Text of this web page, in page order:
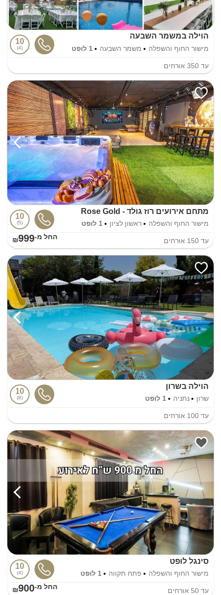
הוילה במשמר השבעה
מישור החוף והשפלה משמר השבעה 1 לופט
10
4
עד 350 אורחים
מתחם אירועים רוז גולד - Rose Gold
מישור החוף והשפלה ראשון לציון 1 לופט
10
5
עד 150 אורחים החל מ-₪999
הוילה בשרון
שרון נתניה 1 לופט
10
8
עד 100 אורחים
סינגל לופט
מישור החוף והשפלה פתח תקווה 1 לופט
10
4
עד 50 אורחים החל מ-₪900